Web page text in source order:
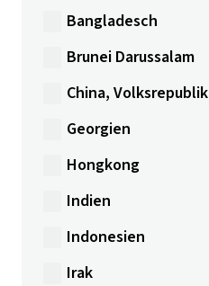
Bangladesch
Brunei Darussalam
China, Volksrepublik
Georgien
Hongkong
Indien
Indonesien
Irak